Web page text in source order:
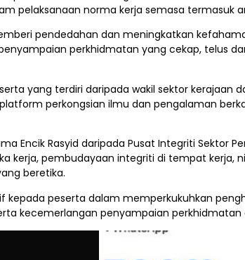
pelaksanaan norma kerja semasa termasuk
pendedahan dan meningkatkan
perkhidmatan yang cekap, telus
yang terdiri daripada wakil sektor
perkongsian ilmu dan pengalaman
Encik Rasyid daripada Pusat Integriti Sektor
kerja, pembudayaan integriti di tempat kerja,
beretika.
kepada peserta dalam memperkukuhkan
kecemerlangan penyampaian